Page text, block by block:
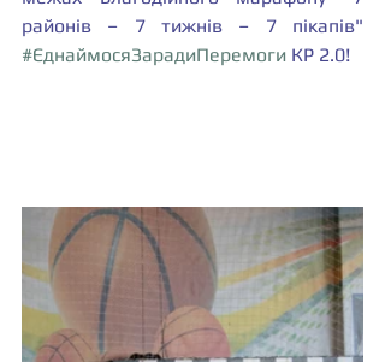
#ЄднаймосяЗарадиПеремоги КР 2.0!